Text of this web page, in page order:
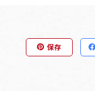
保存